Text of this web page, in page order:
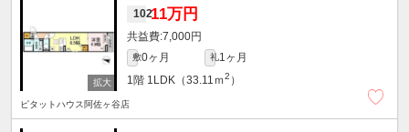
10211万円
7,000円
敷0ヶ月 礼1ヶ月
1階 1LDK（33.11ｍ2 ）
ピタットハウス阿佐ヶ谷店